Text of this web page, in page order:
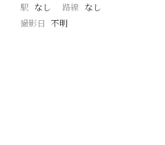
駅 なし 路線 なし
撮影日 不明